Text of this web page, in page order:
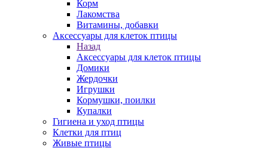
Корм
Лакомства
Витамины, добавки
Аксессуары для клеток птицы
Назад
Аксессуары для клеток птицы
Домики
Жердочки
Игрушки
Кормушки, поилки
Купалки
Гигиена и уход птицы
Клетки для птиц
Живые птицы